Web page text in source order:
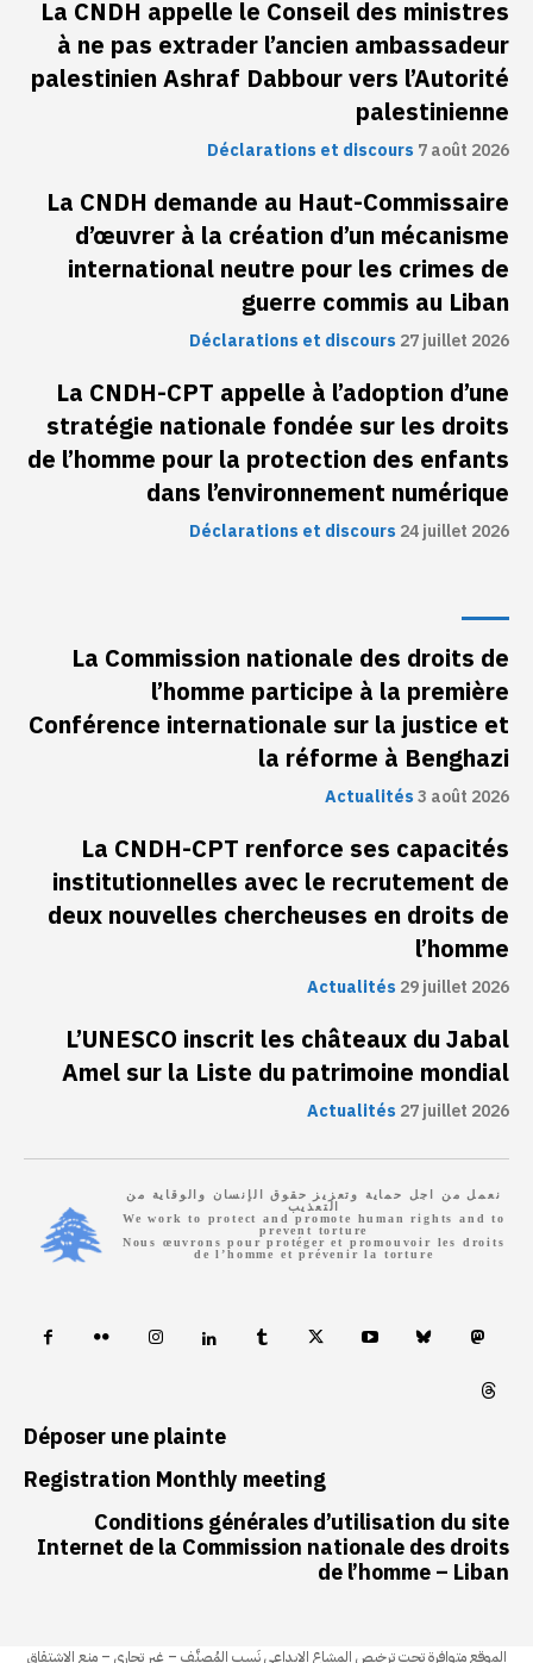
La CNDH appelle le Conseil des ministres
à ne pas extrader l’ancien ambassadeur
palestinien Ashraf Dabbour vers l’Autorité
palestinienne
Déclarations et discours 7 août 2026
La CNDH demande au Haut-Commissaire
d’œuvrer à la création d’un mécanisme
international neutre pour les crimes de
guerre commis au Liban
Déclarations et discours 27 juillet 2026
La CNDH-CPT appelle à l’adoption d’une
stratégie nationale fondée sur les droits
de l’homme pour la protection des enfants
dans l’environnement numérique
Déclarations et discours 24 juillet 2026
La Commission nationale des droits de
l’homme participe à la première
Conférence internationale sur la justice et
la réforme à Benghazi
Actualités3 août 2026
La CNDH-CPT renforce ses capacités
institutionnelles avec le recrutement de
deux nouvelles chercheuses en droits de
l’homme
Actualités 29 juillet 2026
L’UNESCO inscrit les châteaux du Jabal
Amel sur la Liste du patrimoine mondial
Actualités 27 juillet 2026
نعمل من اجل حماية وتعزيز حقوق الإنسان والوقاية من
التعذيب
We work to protect and promote human rights and to
prevent torture
Nous œuvrons pour protéger et promouvoir les droits
de l’homme et prévenir la torture
Déposer une plainte
Registration Monthly meeting
Conditions générales d’utilisation du site
Internet de la Commission nationale des droits
de l’homme – Liban
الموقع متوافرة تحت ترخيص المشاع الابداعي نَسب المُصنَّف – غير تجاري – منع الاشتقاق